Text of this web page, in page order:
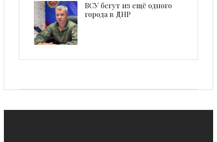
ВСУ бегут из ещё одного
города в ДНР